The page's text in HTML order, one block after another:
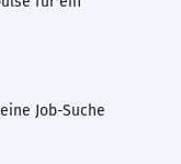
Job-Suche